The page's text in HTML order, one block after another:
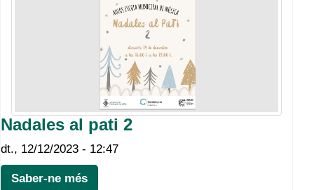
Nadales al pati 2
dt., 12/12/2023 - 12:47
Saber-ne més